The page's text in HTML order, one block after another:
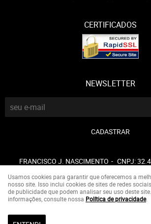
CERTIFICADOS
NEWSLETTER
CADASTRAR
FRANCISCO J. NASCIMENTO CNPJ:
LOJA VIRTUAL CRIADA POR
Usamos cookies para garantir que oferecemos a
nosso site. Isso inclui cookies de sites de redes
de publicidade que podem analisar seu uso deste
informações, consulte nossa Política de privacidade.